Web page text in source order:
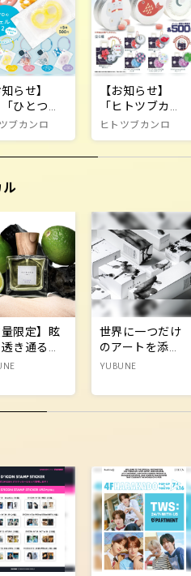
知らせ】
ひとつぶ
」販売終
」
ブカンロ
【お知らせ】
「ヒトツブカン
ロ 小さな缶キャ
ヒトツブカンロ
量限定】眩
き通るシ
の香り
限定発売
世界に一つだけ
のアートを添え
た贈り物を(墨)
YUBUNE